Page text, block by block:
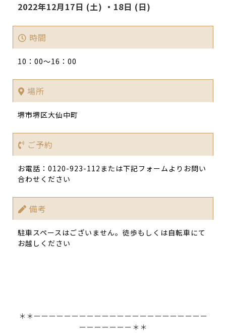
2022年12月17日 (土) ・18日 (日)
時間
10：00～16：00
場所
堺市堺区大仙中町
ご予約
お電話：0120-923-112または下記フォームよりお問い
合わせください
備考
駐車スペースはございません。徒歩もしくは自転車にて
お越しください
＊＊ーーーーーーーーーーーーーーーーーーーーーーー
ーーーーーーー＊＊